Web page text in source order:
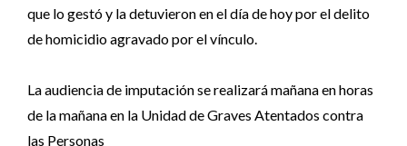
que lo gestó y la detuvieron en el día de hoy por el delito
de homicidio agravado por el vínculo.
La audiencia de imputación se realizará mañana en horas
de la mañana en la Unidad de Graves Atentados contra
las Personas